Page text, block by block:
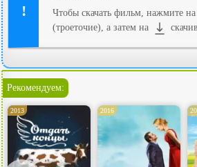
Чтобы скачать фильм, нажмите на
(троеточие), а затем на
Рекомендуем:
2013 2016